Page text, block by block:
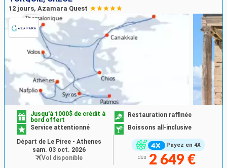
12 jours, Azamara Quest
Payez en 4X
Jusqu'à 1000$ de crédit à
bord offert
Restauration raffinée
Service attentionné
Boissons all-inclusive
dès 2 649 €
Départ de Le Piree - Athenes
sam. 03 oct. 2026
Vol disponible